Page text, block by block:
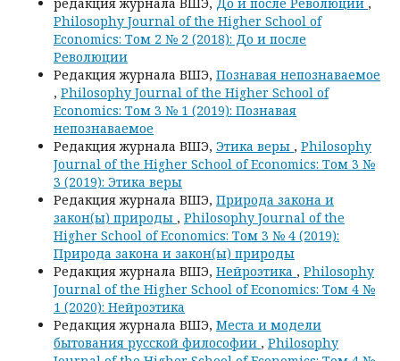
Philosophy Journal of the Higher School of
Economics: Том 2 № 2 (2018): До и после
Революции
Редакция журнала ВШЭ, Познавая непознаваемое
, Philosophy Journal of the Higher School of
Economics: Том 3 № 1 (2019): Познавая
непознаваемое
Редакция журнала ВШЭ, Этика веры , Philosophy
Journal of the Higher School of Economics: Том 3 №
3 (2019): Этика веры
Редакция журнала ВШЭ, Природа закона и
закон(ы) природы , Philosophy Journal of the
Higher School of Economics: Том 3 № 4 (2019):
Природа закона и закон(ы) природы
Редакция журнала ВШЭ, Нейроэтика , Philosophy
Journal of the Higher School of Economics: Том 4 №
1 (2020): Нейроэтика
Редакция журнала ВШЭ, Места и модели
бытования русской философии , Philosophy